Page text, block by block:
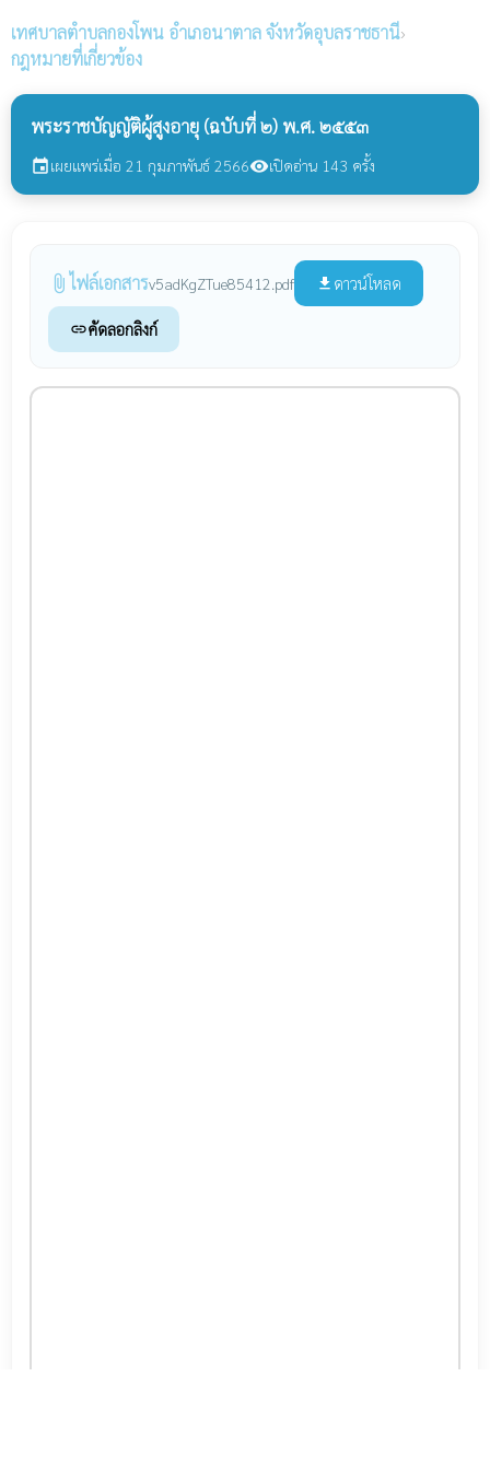
เทศบาลตำบลกองโพน อำเภอนาตาล จังหวัดอุบลราชธานี›
กฎหมายที่เกี่ยวข้อง
พระราชบัญญัติผู้สูงอายุ (ฉบับที่ ๒) พ.ศ. ๒๕๕๓
eventเผยแพร่เมื่อ 21 กุมภาพันธ์ 2566visibilityเปิดอ่าน 143 ครั้ง
attach_file ไฟล์เอกสารv5adKgZTue85412.pdf file_download ดาวน์โหลด
linkคัดลอกลิงก์